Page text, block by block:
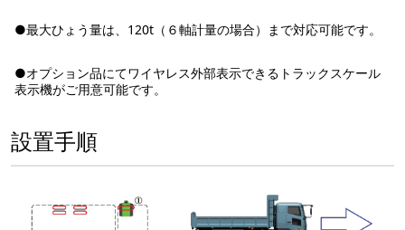
●最大ひょう量は、120t（６軸計量の場合）まで対応可能です。
●オプション品にてワイヤレス外部表示できるトラックスケール
表示機がご用意可能です。
設置手順